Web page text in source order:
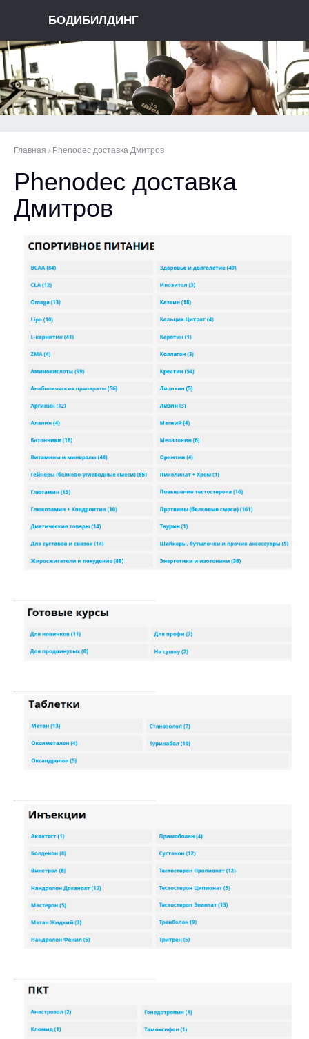
БОДИБИЛДИНГ
Главная / Phenodec доставка Дмитров
Phenodec доставка
Дмитров